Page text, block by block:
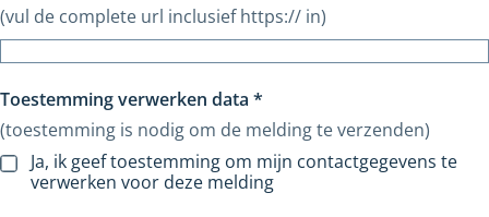
(vul de complete url inclusief https:// in)
Toestemming verwerken data *
(toestemming is nodig om de melding te verzenden)
Ja, ik geef toestemming om mijn contactgegevens te
verwerken voor deze melding